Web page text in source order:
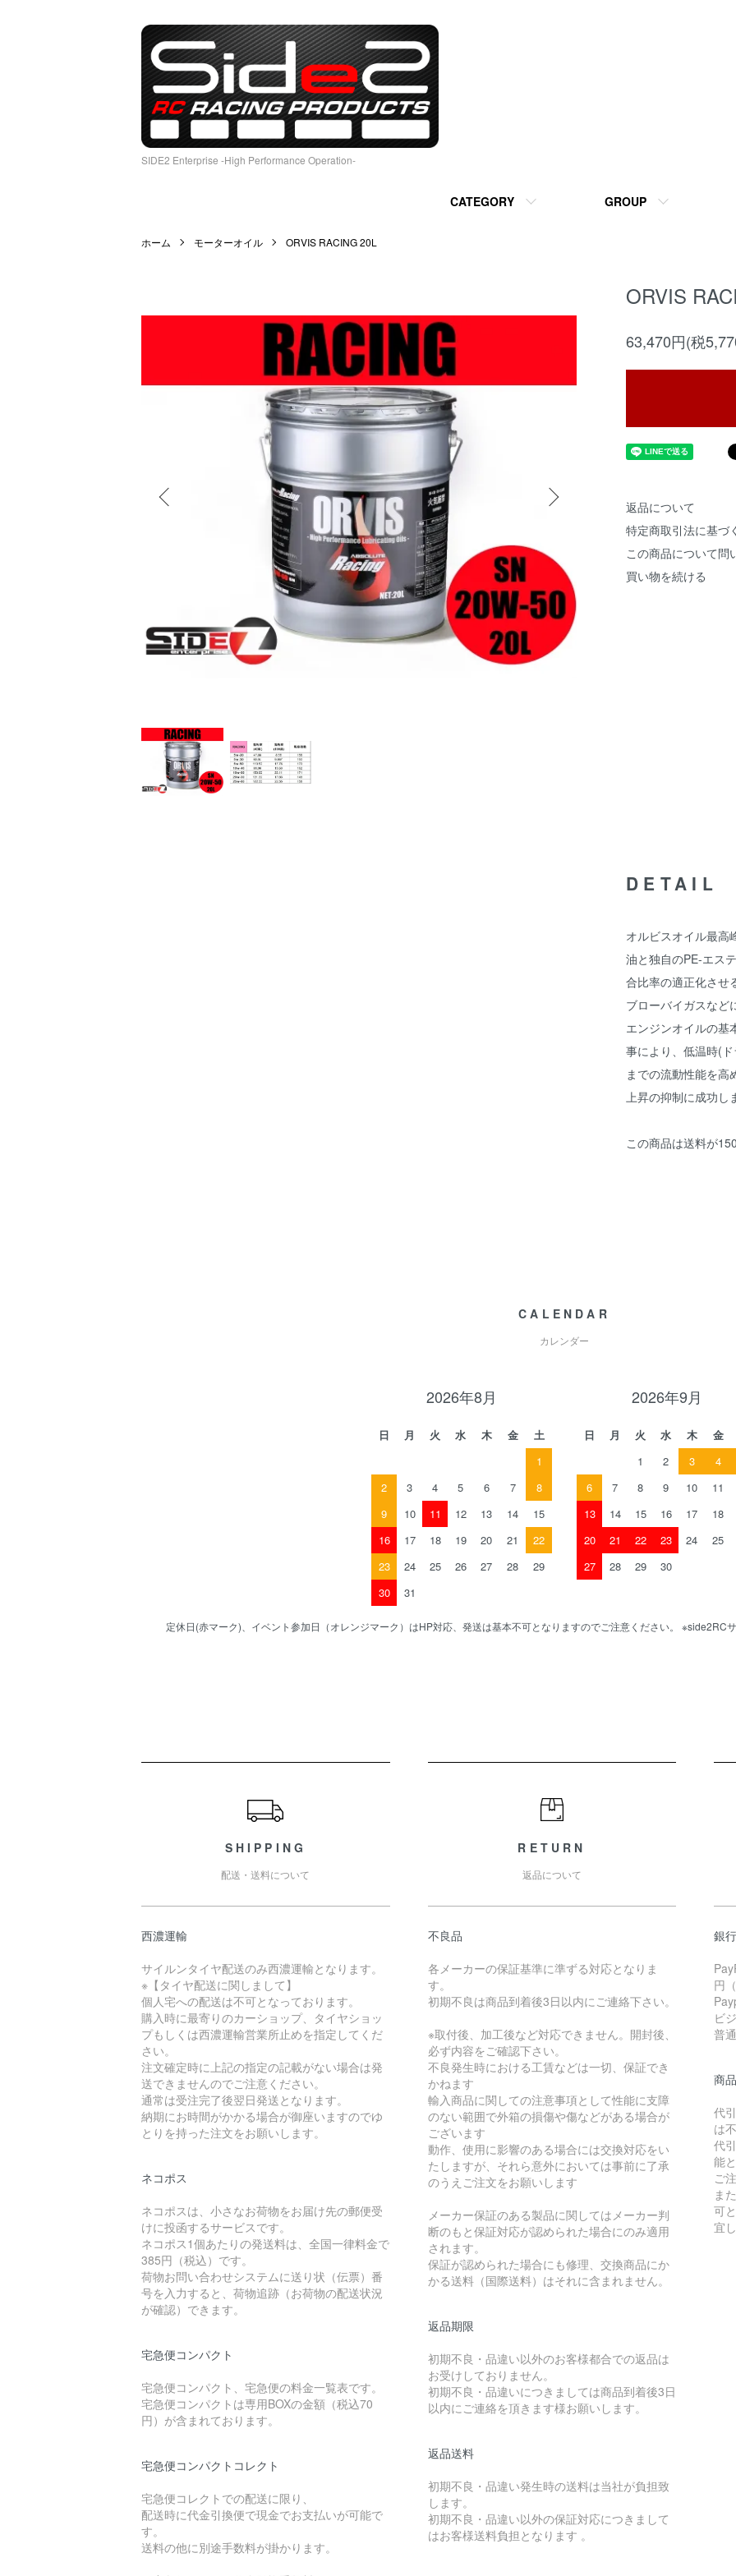
SIDE2 Enterprise -High Performance Operation-
CATEGORY GROUP
ホーム モーターオイル ORVIS RACING 20L
ORVIS
63,470円(税
返品について
特定商取引法に基づ
この商品について問
買い物を続ける
DETAIL
オルビスオイル最高
油と独自のPE-エス
合比率の適正化させ
ブローバイガスなど
エンジンオイルの基
事により、低温時(
までの流動性能を高
上昇の抑制に成功し
この商品は送料が
CALENDAR
カレンダー
2026年8月
日 月 火 水 木 金
土
1
2
3 4 5 6 7
8
9
10 11 12 13 14
15
16
17 18 19 20 21
22
23
24 25 26 27 28
29
30
31
2026年9月
日 月 火 水 木 金
1
2 3 4
6
7 8 9 10 11
13
14 15 16 17 18
20
21 22 23 24 25
27
28 29 30
定休日(赤マーク)、イベント参加日（オレンジマーク）はHP対応、発送は基本不可となりますのでご注意ください。 ※side2RC
SHIPPING
配送・送料について
西濃運輸
サイルンタイヤ配送のみ西濃運輸となります。
※【タイヤ配送に関しまして】
個人宅への配送は不可となっております。
購入時に最寄りのカーショップ、タイヤショッ
プもしくは西濃運輸営業所止めを指定してくだ
さい。
注文確定時に上記の指定の記載がない場合は発
送できませんのでご注意ください。
通常は受注完了後翌日発送となります。
納期にお時間がかかる場合が御座いますのでゆ
とりを持った注文をお願いします。
ネコポス
ネコポスは、小さなお荷物をお届け先の郵便受
けに投函するサービスです。
ネコポス1個あたりの発送料は、全国一律料金で
385円（税込）です。
荷物お問い合わせシステムに送り状（伝票）番
号を入力すると、荷物追跡（お荷物の配送状況
が確認）できます。
宅急便コンパクト
宅急便コンパクト、宅急便の料金一覧表です。
宅急便コンパクトは専用BOXの金額（税込70
円）が含まれております。
宅急便コンパクトコレクト
宅急便コレクトでの配送に限り、
配送時に代金引換便で現金でお支払いが可能で
す。
送料の他に別途手数料が掛かります。
RETURN
返品について
不良品
各メーカーの保証基準に準ずる対応となりま
す。
初期不良は商品到着後3日以内にご連絡下さい。
※取付後、加工後など対応できません。開封後、
必ず内容をご確認下さい。
不良発生時における工賃などは一切、保証でき
かねます
輸入商品に関しての注意事項として性能に支障
のない範囲で外箱の損傷や傷などがある場合が
ございます
動作、使用に影響のある場合には交換対応をい
たしますが、それら意外においては事前に了承
のうえご注文をお願いします
メーカー保証のある製品に関してはメーカー判
断のもと保証対応が認められた場合にのみ適用
されます。
保証が認められた場合にも修理、交換商品にか
かる送料（国際送料）はそれに含まれません。
返品期限
初期不良・品違い以外のお客様都合での返品は
お受けしておりません。
初期不良・品違いにつきましては商品到着後3日
以内にご連絡を頂きます様お願いします。
返品送料
初期不良・品違い発生時の送料は当社が負担致
します。
初期不良・品違い以外の保証対応につきまして
はお客様送料負担となります 。
銀
円
ビ
普
商
代
は
代
能
ご
ま
可
宜